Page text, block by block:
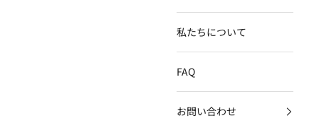
私たちについて
FAQ
お問い合わせ